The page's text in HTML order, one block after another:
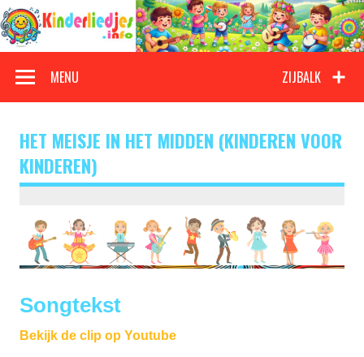
Doorgaan
naar
inhoud
Kinderliedjes
ZIJBALK
MENU
HET MEISJE IN HET MIDDEN (KINDEREN VOOR
KINDEREN)
Songtekst
Bekijk de clip op Youtube